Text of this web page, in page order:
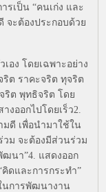
รเป็น “คนเก่ง และ
จะต้องประกอบด้วย
อง โดยเฉพาะอย่าง
ริต ราคะจริต ทุจริต
ริต พุทธิจริต โดย
งออกไปโดยเร็ว2.
ดี เพื่อนำมาใช้ใน
ม จะต้องมีส่วนร่วม
ฒนา”4. แสดงออก
ดและการกระทำ”
นการพัฒนางาน